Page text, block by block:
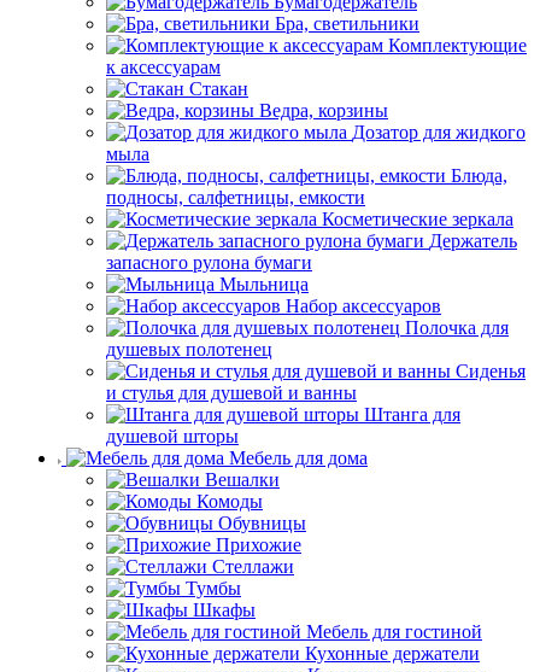
Бра, светильники
Комплектующие
к аксессуарам
Стакан
Ведра, корзины
Дозатор для жидкого
мыла
Блюда,
подносы, салфетницы, емкости
Косметические зеркала
Держатель
запасного рулона бумаги
Мыльница
Набор аксессуаров
Полочка для
душевых полотенец
Сиденья
и стулья для душевой и ванны
Штанга для
душевой шторы
Мебель для дома
Вешалки
Комоды
Обувницы
Прихожие
Стеллажи
Тумбы
Шкафы
Мебель для гостиной
Кухонные держатели